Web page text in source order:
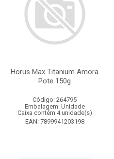
Horus Max Titanium Amora
Pote 150g
Código: 264795
Embalagem: Unidade
Caixa contém 4 unidade(s)
EAN: 7899941203198